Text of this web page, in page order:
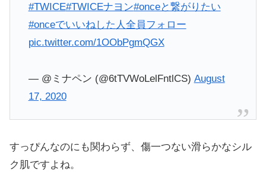
#TWICE#TWICEナヨン#onceと繋がりたい
#onceでいいねした人全員フォロー
pic.twitter.com/1OObPgmQGX
— @ミナペン (@6tTVWoLelFntlCS) August
17, 2020
すっぴんなのにも関わらず、傷一つない滑らかなシル
ク肌ですよね。